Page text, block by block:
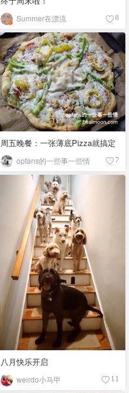
Summer在漂流 8
周五晚餐：一张薄底Pizza就搞定
opfans的一些事一些情 7
八月快乐开启
weirdo小马甲 11